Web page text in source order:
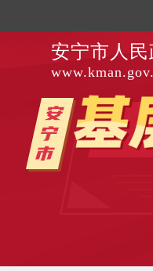
安宁市人民